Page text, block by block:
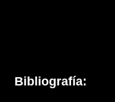
Bibliografía: